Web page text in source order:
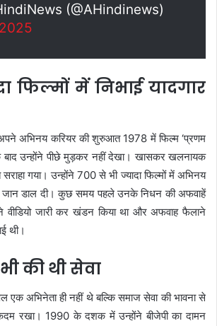
(@AHindinews)
फिल्मों में निभाई यादगार
अपने अभिनय करियर की शुरुआत 1978 में फिल्म ‘प्रणम
उन्होंने पीछे मुड़कर नहीं देखा। खासकर खलनायक
गया। उन्होंने 700 से भी ज्यादा फिल्मों में अभिनय
जान डाल दी। कुछ समय पहले उनके निधन की अफवाहें
वीडियो जारी कर खंडन किया था और अफवाह फैलाने
थी।
की थी सेवा
एक अभिनेता ही नहीं थे बल्कि समाज सेवा की भावना से
कदम रखा। 1990 के दशक में उन्होंने बीजेपी का दामन